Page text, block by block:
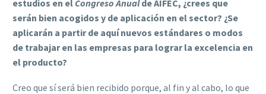
estudios en el Congreso Anualde AIFEC, ¿crees que
serán bien acogidos y de aplicación en el sector? ¿Se
aplicarán a partir de aquí nuevos estándares o modos
de trabajar en las empresas para lograr la excelencia en
el producto?
Creo que sí será bien recibido porque, al fin y al cabo, lo que